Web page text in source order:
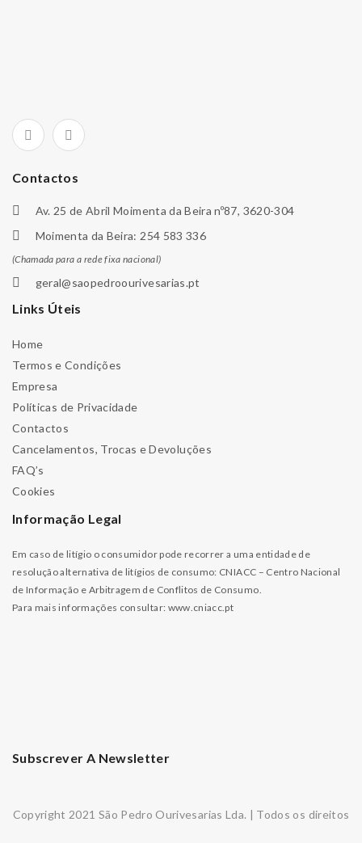
Contactos
Av. 25 de Abril Moimenta da Beira nº87, 3620-304
Moimenta da Beira: 254 583 336
(Chamada para a rede fixa nacional)
geral@saopedroourivesarias.pt
Links Úteis
Home
Termos e Condições
Empresa
Políticas de Privacidade
Contactos
Cancelamentos, Trocas e Devoluções
FAQ’s
Cookies
Informação Legal
Em caso de litígio o consumidor pode recorrer a uma entidade de
resolução alternativa de litígios de consumo: CNIACC – Centro Nacional
de Informação e Arbitragem de Conflitos de Consumo.
Para mais informações consultar: www.cniacc.pt
Subscrever A Newsletter
Copyright 2021 São Pedro Ourivesarias Lda. | Todos os direitos